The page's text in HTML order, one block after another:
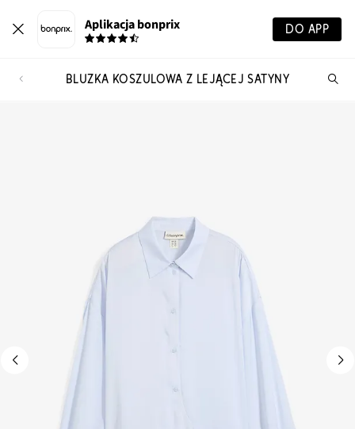
Aplikacja bonprix DO APP
BLUZKA KOSZULOWA Z LEJĄCEJ SATYNY